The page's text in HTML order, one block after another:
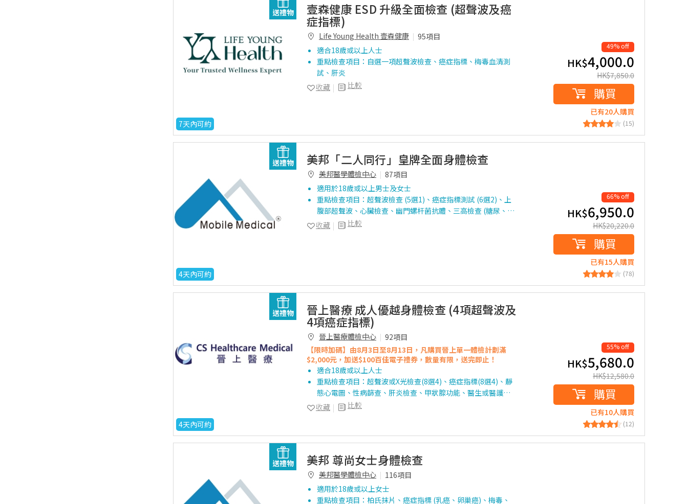
送禮物
7天內可約
壹森健康 ESD 升級全面檢查 (超聲波及癌
症指標)
Life Young Health 壹森健康
95項目
適合18歲或以上人士
重點檢查項目：自選一項超聲波檢查、癌症指標、梅毒血清測
試、肝炎
比較
收藏
49% off
HK$4,000.0
HK$7,850.0
購買
已有20人購買
(15)
送禮物
4天內可約
美邦「二人同行」皇牌全面身體檢查
美邦醫學體檢中心
87項目
適用於18歲或以上男士及女士
重點檢查項目：超聲波檢查 (5選1)、癌症指標測試 (6選2)、上
腹部超聲波、心臟檢查、幽門螺杆菌抗體、三高檢查 (糖尿、…
比較
收藏
66% off
HK$6,950.0
HK$20,220.0
購買
已有15人購買
(78)
送禮物
4天內可約
晉上醫療 成人優越身體檢查 (4項超聲波及
4項癌症指標)
晉上醫療體檢中心
92項目
【限時加碼】由8月3日至8月13日，凡購買晉上單一體檢計劃滿
$2,000元，加送$100百佳電子禮券，數量有限，送完即止！
適合18歲或以上人士
重點檢查項目：超聲波或X光檢查(8選4)、癌症指標(8選4)、靜
態心電圖、性病篩查、肝炎檢查、甲狀腺功能、醫生或醫護…
比較
收藏
55% off
HK$5,680.0
HK$12,580.0
購買
已有10人購買
(12)
送禮物 美邦 尊尚女士身體檢查
美邦醫學體檢中心
116項目
適用於18歲或以上女士
重點檢查項目：柏氏抹片、癌症指標 (乳癌、卵巢癌)、梅毒、